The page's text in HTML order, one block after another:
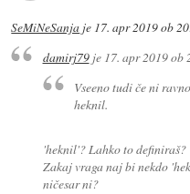
SeMiNeSanja je 17. apr 2019 ob
damirj79je 17. apr 2019 ob
Vseeno tudi če ni
heknil.
'heknil'? Lahko to definiraš?
Zakaj vraga naj bi nekdo
ničesar ni?